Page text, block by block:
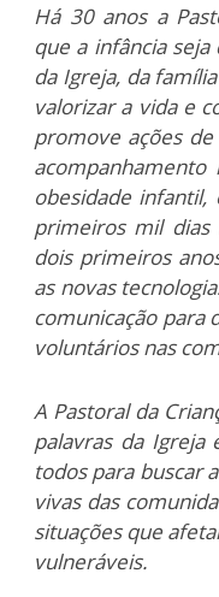
Há 30 anos a
que a infância
da Igreja, da
valorizar a vida e
promove ações
obesidade
primeiros mil dias
dois primeiros
as novas
comunicação para
voluntários nas
A Pastoral da
palavras da Igreja
todos para buscar
vivas das
situações que
vulneráveis.